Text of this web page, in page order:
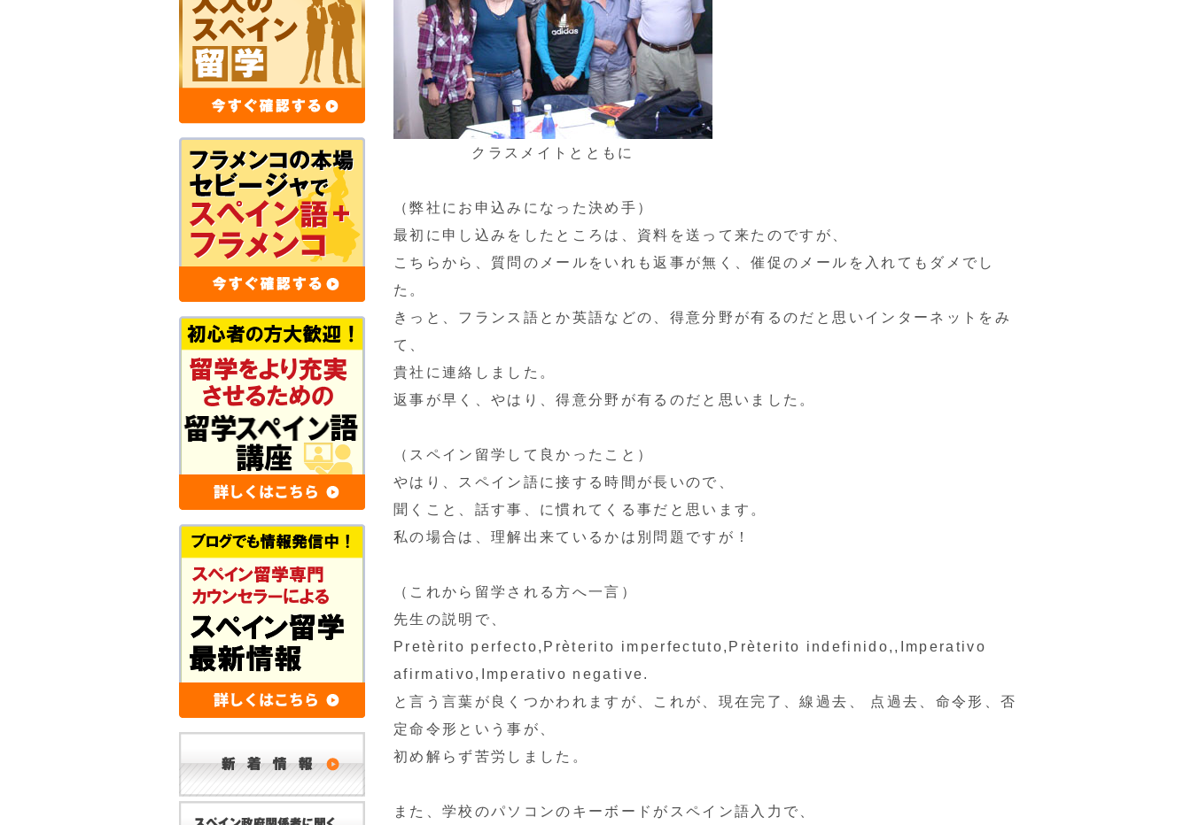
クラスメイトとともに
（弊社にお申込みになった決め手）
最初に申し込みをしたところは、資料を送って来たのですが、
こちらから、質問のメールをいれも返事が無く、催促のメールを入れてもダメでし
た。
きっと、フランス語とか英語などの、得意分野が有るのだと思いインターネットをみ
て、
貴社に連絡しました。
返事が早く、やはり、得意分野が有るのだと思いました。
（スペイン留学して良かったこと）
やはり、スペイン語に接する時間が長いので、
聞くこと、話す事、に慣れてくる事だと思います。
私の場合は、理解出来ているかは別問題ですが！
（これから留学される方へ一言）
先生の説明で、
Pretèrito perfecto,Prèterito imperfectuto,Prèterito indefinido,,Imperativo
afirmativo,Imperativo negative.
と言う言葉が良くつかわれますが、これが、現在完了、線過去、 点過去、命令形、否
定命令形という事が、
初め解らず苦労しました。
また、学校のパソコンのキーボードがスペイン語入力で、